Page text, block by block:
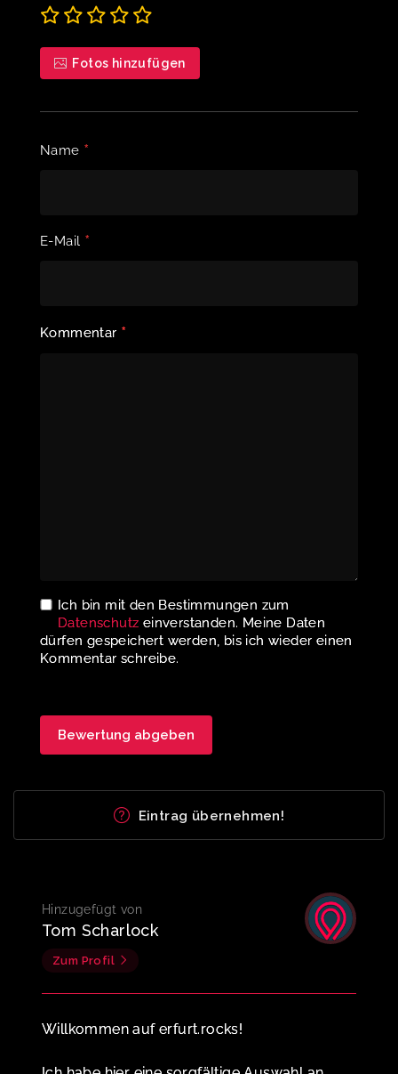
Fotos hinzufügen
Name *
E-Mail *
Kommentar *
Ich bin mit den Bestimmungen zum
Datenschutz einverstanden. Meine Daten
dürfen gespeichert werden, bis ich wieder einen
Kommentar schreibe.
Eintrag übernehmen!
Hinzugefügt von
Tom Scharlock
Zum Profil
Willkommen auf erfurt.rocks!